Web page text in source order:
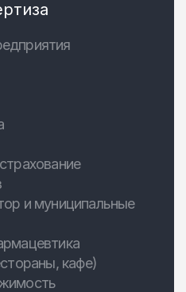
и муниципальные
кафе)